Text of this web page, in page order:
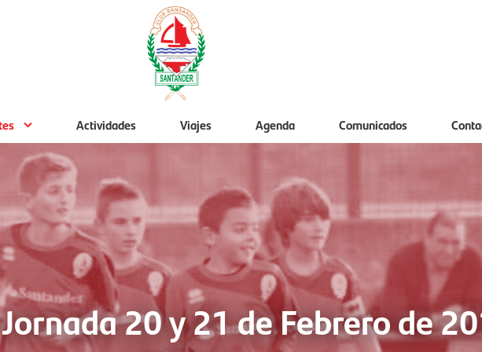
Actividades Viajes Agenda Comunicados
20 y 21 de Febrero de